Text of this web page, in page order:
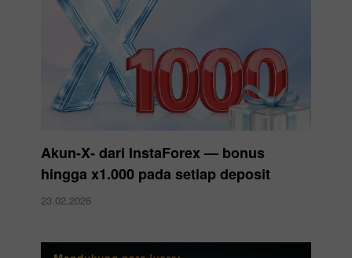
Akun-X‑ dari InstaForex — bonus
hingga x1.000 pada setiap deposit
23.02.2026